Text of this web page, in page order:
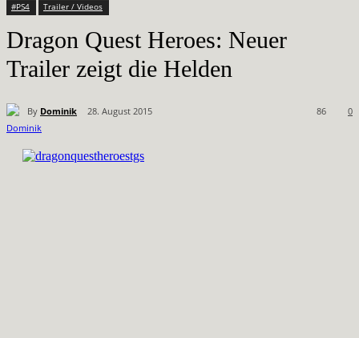
#PS4 Trailer / Videos
Dragon Quest Heroes: Neuer
Trailer zeigt die Helden
By Dominik 28. August 2015 0
86